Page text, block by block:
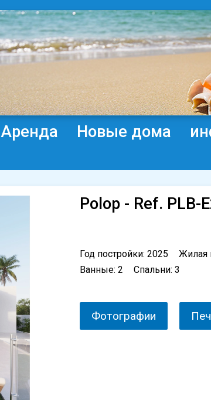
Аренда Новые дома
Polop - Ref. PLB-
Год постройки: 2025 Жилая
Ванные: 2
Спальни: 3
Фотографии